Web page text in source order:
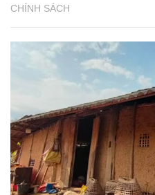
CHÍNH SÁCH